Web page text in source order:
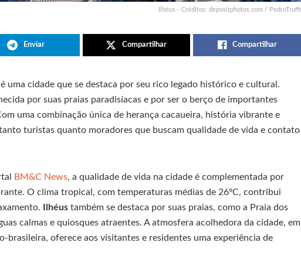
Ilhéus - Créditos: depositphotos.com / PedroTruffi
Enviar Compartilhar Compartilhar
é uma cidade que se destaca por seu rico legado histórico e cultural.
por suas praias paradisíacas e por ser o berço de importantes
uma combinação única de herança cacaueira, história vibrante e
turistas quanto moradores que buscam qualidade de vida e contato
BM&C News, a qualidade de vida na cidade é complementada por
O clima tropical, com temperaturas médias de 26ºC, contribui
Ilhéus também se destaca por suas praias, como a Praia dos
calmas e quiosques atraentes. A atmosfera acolhedora da cidade, em
brasileira, oferece aos visitantes e residentes uma experiência de